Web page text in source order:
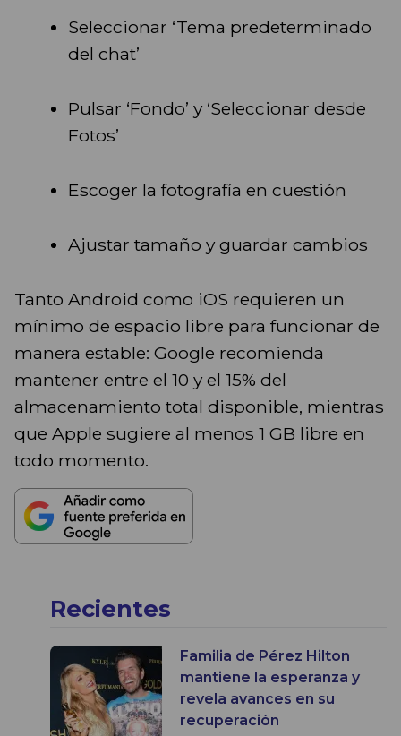
Seleccionar ‘Tema predeterminado
del chat’
Pulsar ‘Fondo’ y ‘Seleccionar desde
Fotos’
Escoger la fotografía en cuestión
Ajustar tamaño y guardar cambios
Tanto Android como iOS requieren un
mínimo de espacio libre para funcionar de
manera estable: Google recomienda
mantener entre el 10 y el 15% del
almacenamiento total disponible, mientras
que Apple sugiere al menos 1 GB libre en
todo momento.
Recientes
Familia de Pérez Hilton
mantiene la esperanza y
revela avances en su
recuperación